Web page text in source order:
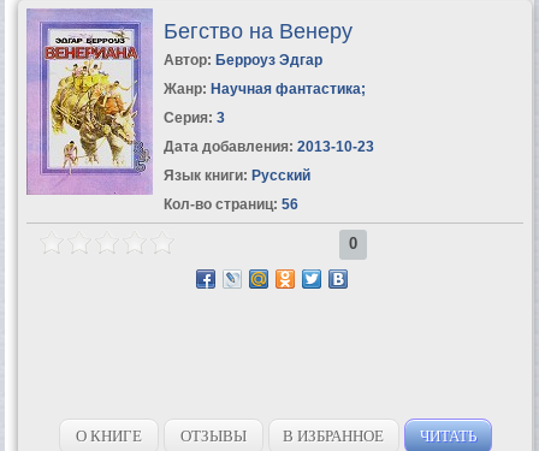
Бегство на Венеру
Автор: Берроуз Эдгар
Жанр: Научная фантастика;
Серия: 3
Дата добавления: 2013-10-23
Язык книги: Русский
Кол-во страниц: 56
0
О КНИГЕ ОТЗЫВЫ В ИЗБРАННОЕ ЧИТАТЬ